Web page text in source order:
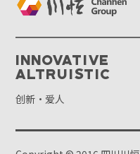
Innovative
Altruistic
创新·爱人